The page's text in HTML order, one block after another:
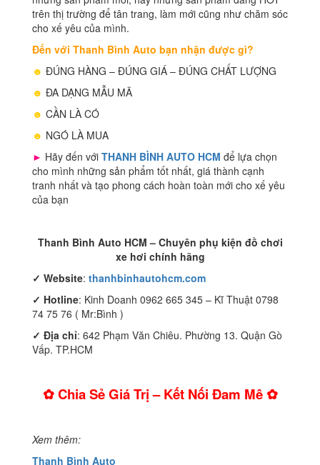
trên thị trường để tân trang, làm mới cũng như chăm sóc
cho xế yêu của mình.
Đến với Thanh Bình Auto bạn nhận được gì?
☻ ĐÚNG HÀNG – ĐÚNG GIÁ – ĐÚNG CHẤT LƯỢNG
☻ ĐA DẠNG MẪU MÃ
☻ CẦN LÀ CÓ
☻ NGÓ LÀ MUA
► Hãy đến với THANH BÌNH AUTO HCM để lựa chọn
cho mình những sản phẩm tốt nhất, giá thành cạnh
tranh nhất và tạo phong cách hoàn toàn mới cho xế yêu
của bạn
Thanh Bình Auto HCM – Chuyên phụ kiện đồ chơi
xe hơi chính hãng
✓ Website: thanhbinhautohcm.com
✓ Hotline: Kinh Doanh 0962 665 345 – Kĩ Thuật 0798
74 75 76 ( Mr:Bình )
✓ Địa chỉ: 642 Phạm Văn Chiêu. Phường 13. Quận Gò
Vấp. TP.HCM
✿ Chia Sẻ Giá Trị – Kết Nối Đam Mê ✿
Xem thêm:
Thanh Bình Auto